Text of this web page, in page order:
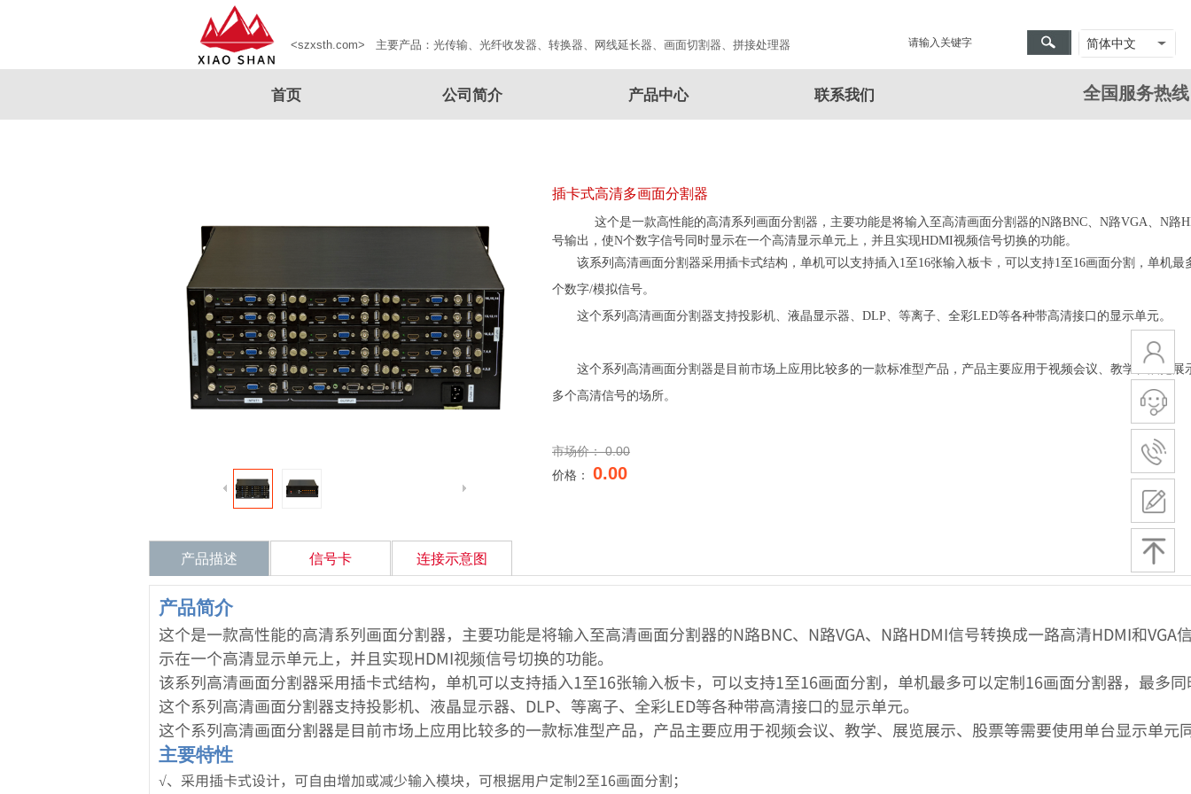
简体中文
主要产品：光传输、光纤收发器、转换器、网线延长器、画面切割器、拼接处理器
<szxsth.com>
全国服务热
首页 公司简介 产品中心 联系我们
插卡式高清多画面分割器
这个是一款高性能的高清系列画面分割器，主要功能是将输入至高清画面分割器的N路BNC、N路VGA、N路
号输出，使N个数字信号同时显示在一个高清显示单元上，并且实现HDMI视频信号切换的功能。
该系列高清画面分割器采用插卡式结构，单机可以支持插入1至16张输入板卡，可以支持1至16画面分割，单机
个数字/模拟信号。
这个系列高清画面分割器支持投影机、液晶显示器、DLP、等离子、全彩LED等各种带高清接口的显示单元。
这个系列高清画面分割器是目前市场上应用比较多的一款标准型产品，产品主要应用于视频会议、教学、展览
多个高清信号的场所。
市场价：0.00
价格： 0.00
产品描述 信号卡 连接示意图
产品简介
这个是一款高性能的高清系列画面分割器，主要功能是将输入至高清画面分割器的N路BNC、N路VGA、N路HDMI信号转换成一路高清HDMI和VGA
示在一个高清显示单元上，并且实现HDMI视频信号切换的功能。
该系列高清画面分割器采用插卡式结构，单机可以支持插入1至16张输入板卡，可以支持1至16画面分割，单机最多可以定制16画面分割器，最多
这个系列高清画面分割器支持投影机、液晶显示器、DLP、等离子、全彩LED等各种带高清接口的显示单元。
这个系列高清画面分割器是目前市场上应用比较多的一款标准型产品，产品主要应用于视频会议、教学、展览展示、股票等需要使用单台显示单元
主要特性
√、采用插卡式设计，可自由增加或减少输入模块，可根据用户定制2至16画面分割；